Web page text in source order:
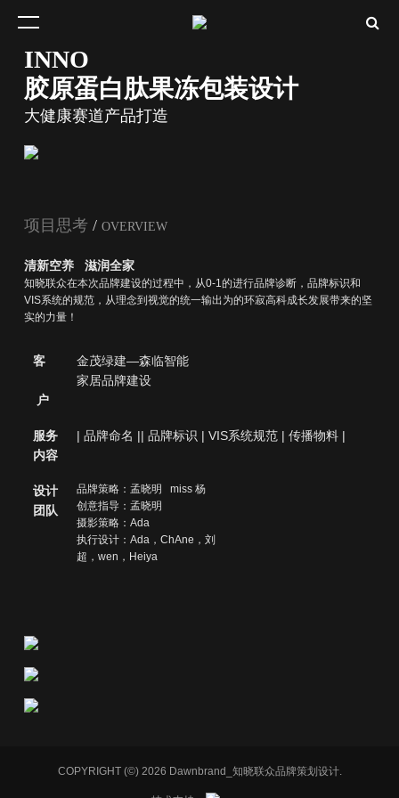
INNO
胶原蛋白肽果冻包装设计
大健康赛道产品打造
项目思考 / OVERVIEW
清新空养 滋润全家
知晓联众在本次品牌建设的过程中，从0-1的进行品牌诊断，品牌标识和
VIS系统的规范，从理念到视觉的统一输出为的环寂高科成长发展带来的坚
实的力量！
客
户
金茂绿建—森临智能
家居品牌建设
服务
内容
| 品牌命名 || 品牌标识 | VIS系统规范 | 传播物料 |
设计
团队
品牌策略：孟晓明 miss 杨
创意指导：孟晓明
摄影策略：Ada
执行设计：Ada，ChAne，刘
超，wen，Heiya
COPYRIGHT (©) 2026 Dawnbrand_知晓联众品牌策划设计.